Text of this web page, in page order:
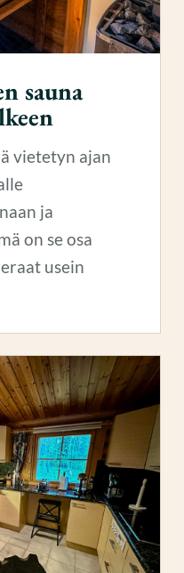
sauna
vietetyn ajan
ja
on se osa
usein